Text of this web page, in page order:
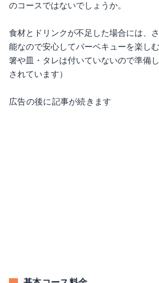
のコースではないでしょうか。
食材とドリンクが不足した場合には、
能なので安心してバーベキューを楽し
箸や皿・タレは付いていないので準備
されています）
広告の後に記事が続きます